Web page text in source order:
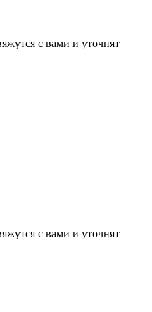
с вами и уточнят
с вами и уточнят